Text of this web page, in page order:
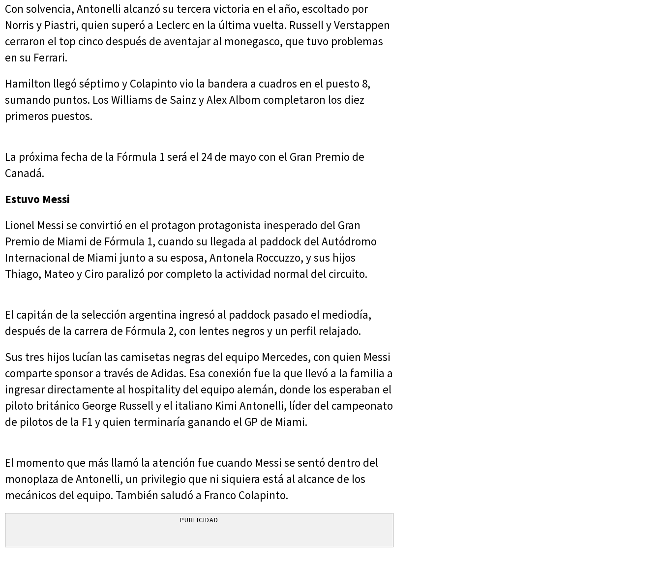
Con solvencia, Antonelli alcanzó su tercera victoria en el año, escoltado por
Norris y Piastri, quien superó a Leclerc en la última vuelta. Russell y Verstappen
cerraron el top cinco después de aventajar al monegasco, que tuvo problemas
en su Ferrari.
Hamilton llegó séptimo y Colapinto vio la bandera a cuadros en el puesto 8,
sumando puntos. Los Williams de Sainz y Alex Albom completaron los diez
primeros puestos.
La próxima fecha de la Fórmula 1 será el 24 de mayo con el Gran Premio de
Canadá.
Estuvo Messi
Lionel Messi se convirtió en el protagon protagonista inesperado del Gran
Premio de Miami de Fórmula 1, cuando su llegada al paddock del Autódromo
Internacional de Miami junto a su esposa, Antonela Roccuzzo, y sus hijos
Thiago, Mateo y Ciro paralizó por completo la actividad normal del circuito.
El capitán de la selección argentina ingresó al paddock pasado el mediodía,
después de la carrera de Fórmula 2, con lentes negros y un perfil relajado.
Sus tres hijos lucían las camisetas negras del equipo Mercedes, con quien Messi
comparte sponsor a través de Adidas. Esa conexión fue la que llevó a la familia a
ingresar directamente al hospitality del equipo alemán, donde los esperaban el
piloto británico George Russell y el italiano Kimi Antonelli, líder del campeonato
de pilotos de la F1 y quien terminaría ganando el GP de Miami.
El momento que más llamó la atención fue cuando Messi se sentó dentro del
monoplaza de Antonelli, un privilegio que ni siquiera está al alcance de los
mecánicos del equipo. También saludó a Franco Colapinto.
PUBLICIDAD